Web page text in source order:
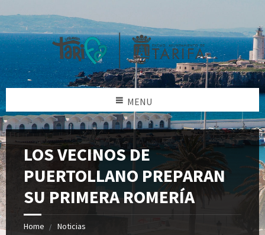
MENU
LOS VECINOS DE
PUERTOLLANO PREPARAN
SU PRIMERA ROMERÍA
Home Noticias